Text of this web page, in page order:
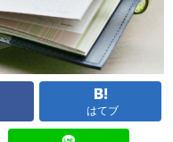
はてブ